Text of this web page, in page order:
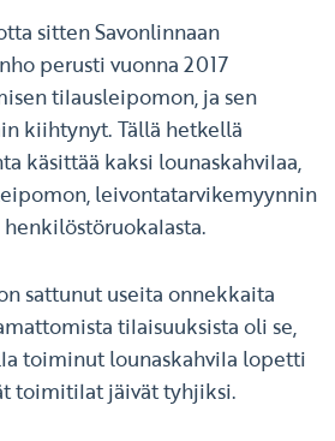
sitten Savonlinnaan
perusti vuonna 2017
tilausleipomon, ja sen
kiihtynyt. Tällä hetkellä
käsittää kaksi lounaskahvilaa,
leivontatarvikemyynnin
sattunut useita onnekkaita
tilaisuuksista oli se,
toiminut lounaskahvila lopetti
toimitilat jäivät tyhjiksi.